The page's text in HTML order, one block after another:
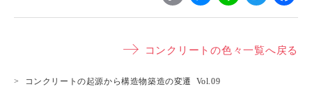
o
y
L
e
s
e
i
e
w
t
コンクリートの色々一覧へ戻る
コンクリートの起源から構造物築造の変遷 Vol.09